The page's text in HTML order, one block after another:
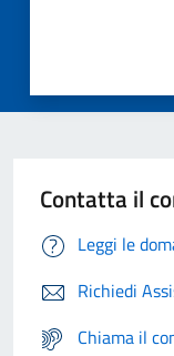
Contatta il
Leggi le
Richiedi
Chiama il